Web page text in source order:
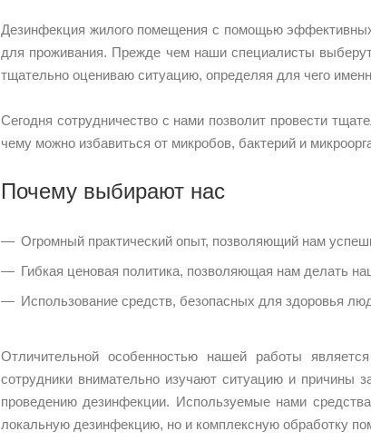
Дезинфекция жилого помещения с помощью
для проживания. Прежде чем наши специалисты
тщательно оцениваю ситуацию, определяя для чего
Сегодня сотрудничество с нами позволит провести
чему можно избавиться от микробов, бактерий и
Почему выбирают нас
Огромный практический опыт, позволяющий нам
Гибкая ценовая политика, позволяющая нам делать
Использование средств, безопасных для здоровья
Отличительной особенностью нашей работы
сотрудники внимательно изучают ситуацию и причины
проведению дезинфекции. Используемые нами
локальную дезинфекцию, но и комплексную обработку